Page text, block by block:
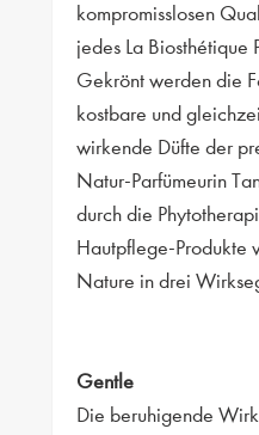
kompromisslosen
jedes La Biosthétique
Gekrönt werden die
kostbare und
wirkende Düfte der
Natur-Parfümeurin
durch die
Hautpflege-Produkte
Nature in drei
Gentle
Die beruhigende